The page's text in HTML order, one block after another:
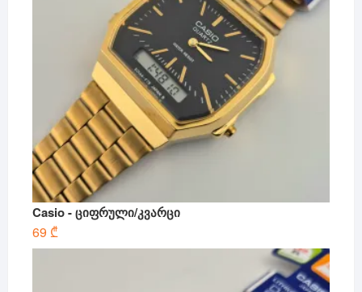
Casio - ციფრული/კვარცი
69 ₾